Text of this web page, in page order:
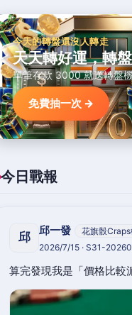
今天的轉盤還沒人轉走
天天轉好運，轉
單筆存款 3000 就送轉盤
免費抽一次 →
今日戰報
邱 邱一發
花旗骰
2026/7/15 · S31-
算完發現我是「價格比較